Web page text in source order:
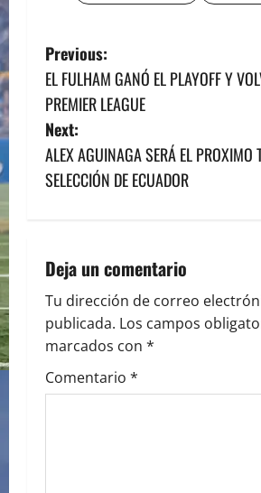
P
o
s
t
v
i
g
a
Previous:
EL FULHAM GANÓ EL PLAYOFF Y
PREMIER LEAGUE
Next:
ALEX AGUINAGA SERÁ EL PROXIMO
SELECCIÓN DE ECUADOR
Deja un comentario
Tu dirección de correo
publicada. Los campos
marcados con *
Comentario *